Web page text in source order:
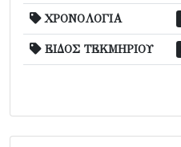
ΧΡΟΝΟΛΟΓΙΑ
ΕΙΔΟΣ ΤΕΚΜΗΡΙΟΥ